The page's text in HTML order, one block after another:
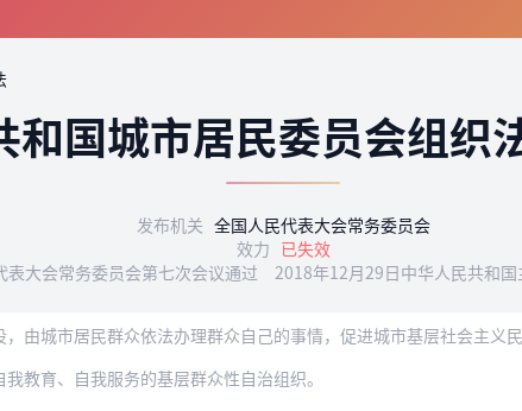
和国城市居民委员会组织
发布机关 全国人民代表大会常务委员会
效力 已失效
表大会常务委员会第七次会议通过 2018年12月29日中华人民共和
居民群众依法办理群众自己的事情，促进城市基层社会主义民主和城市社会主义
教育、自我服务的基层群众性自治组织。